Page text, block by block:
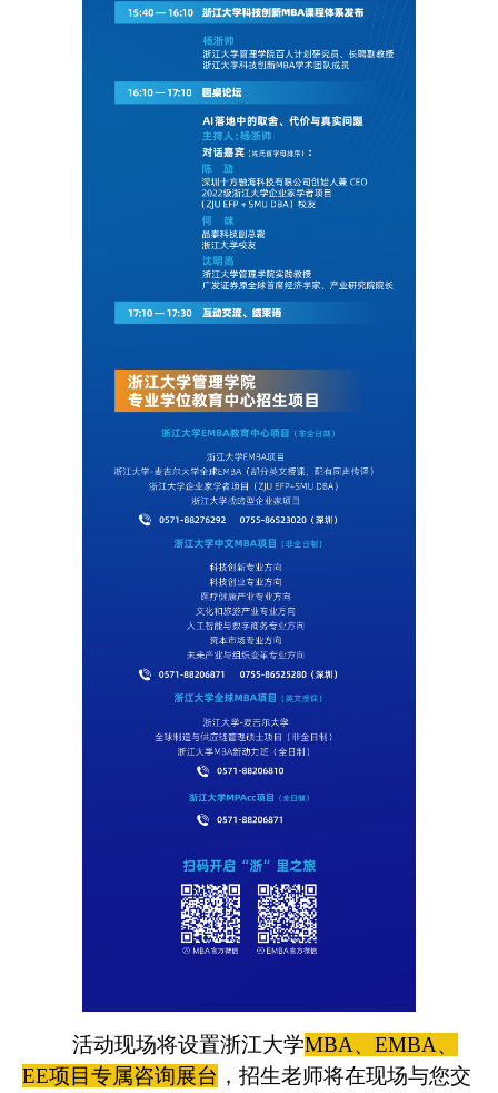
活动现场将设置浙江大学MBA、EMBA、
EE项目专属咨询展台 ，招生老师将在现场与您交